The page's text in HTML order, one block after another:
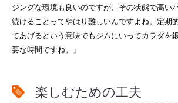
ジングな環境も良いのですが、その状態で高い
続けることってやはり難しいんですよね。定期
てあげるという意味でもジムにいってカラダを
要な時間ですね。」
楽しむための工夫